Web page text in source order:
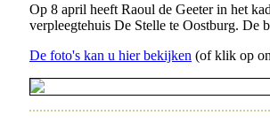
Op 8 april heeft Raoul de Geeter in het
verpleegtehuis De Stelle te Oostburg. De
De foto's kan u hier bekijken (of klik op